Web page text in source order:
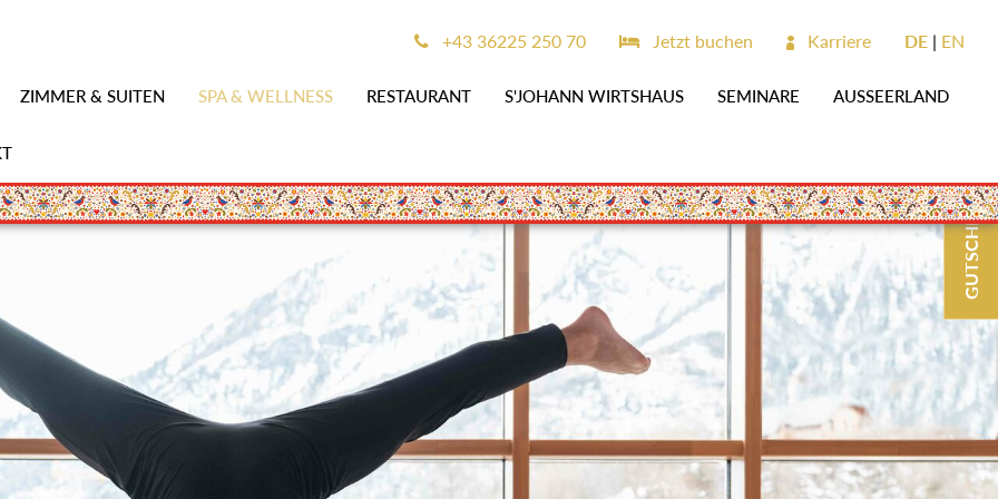
ZIMMER & SUITEN SPA & WELLNESS RESTAURANT S'JOHANN WIRTSHAUS SEMINARE AUSSEERLAND
+43 36225 250 70 Jetzt buchen Karriere DE EN
GUTSCHEINE